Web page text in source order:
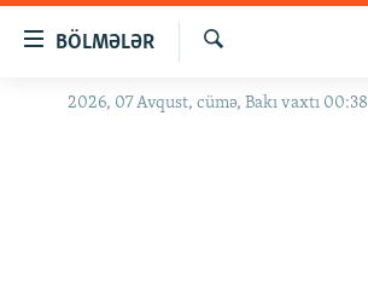
BÖLMƏLƏR
GÜNDƏM
Axtar
2026, 07 Avqust, cümə, Bakı vaxtı 00:38